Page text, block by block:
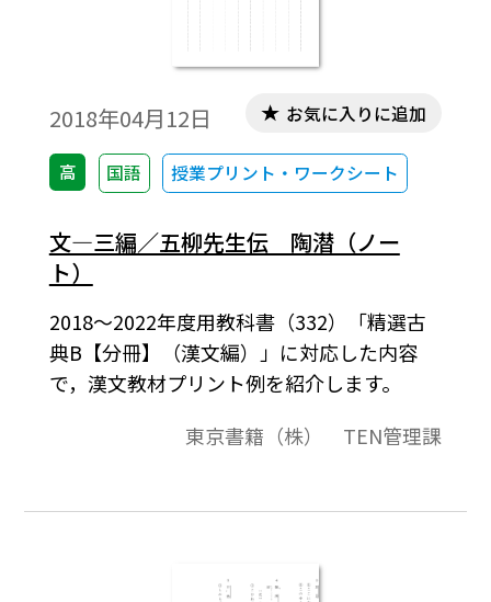
2018年04月12日
高 国語 授業プリント・ワークシート
お気に入りに追加
文―三編／五柳先生伝 陶潜（ノー
ト）
2018～2022年度用教科書（332）「精選古
典B【分冊】（漢文編）」に対応した内容
で，漢文教材プリント例を紹介します。
東京書籍（株） TEN管理課